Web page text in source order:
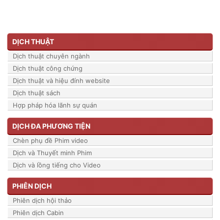
DỊCH THUẬT
Dịch thuật chuyên ngành
Dịch thuật công chứng
Dịch thuật và hiệu đính website
Dịch thuật sách
Hợp pháp hóa lãnh sự quán
DỊCH ĐA PHƯƠNG TIỆN
Chèn phụ đề Phim video
Dịch và Thuyết minh Phim
Dịch và lồng tiếng cho Video
PHIÊN DỊCH
Phiên dịch hội thảo
Phiên dịch Cabin